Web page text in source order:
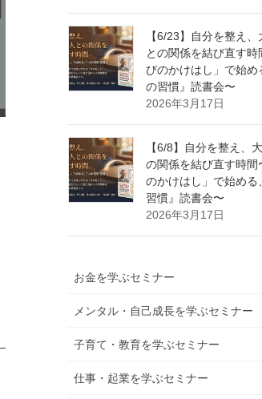
【6/23】自分を整え、
との関係を結び直す時
びのかけはし」で始め
の習慣』読書会〜
2026年3月17日
【6/8】自分を整え、
の関係を結び直す時間
のかけはし」で始める
習慣』読書会〜
2026年3月17日
お金を学ぶセミナー
メンタル・自己成長を学ぶセミナー
子育て・教育を学ぶセミナー
仕事・起業を学ぶセミナー